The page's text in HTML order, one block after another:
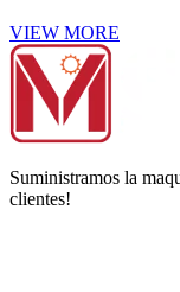
VIEW MORE
Suministramos la
clientes!